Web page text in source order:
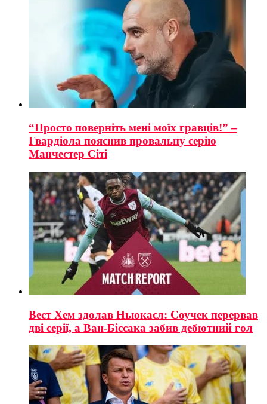
“Просто поверніть мені моїх гравців!” –
Гвардіола пояснив провальну серію
Манчестер Сіті
Вест Хем здолав Ньюкасл: Соучек перервав
дві серії, а Ван-Біссака забив дебютний гол